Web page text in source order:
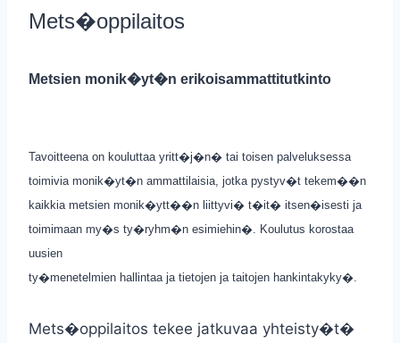
Mets�oppilaitos
Metsien monik�yt�n erikoisammattitutkinto
Tavoitteena on kouluttaa yritt�j�n� tai toisen palveluksessa
toimivia monik�yt�n ammattilaisia, jotka pystyv�t tekem��n
kaikkia metsien monik�ytt��n liittyvi� t�it� itsen�isesti ja
toimimaan my�s ty�ryhm�n esimiehin�. Koulutus korostaa
uusien
ty�menetelmien hallintaa ja tietojen ja taitojen hankintakyky�.
Mets�oppilaitos tekee jatkuvaa yhteisty�t�